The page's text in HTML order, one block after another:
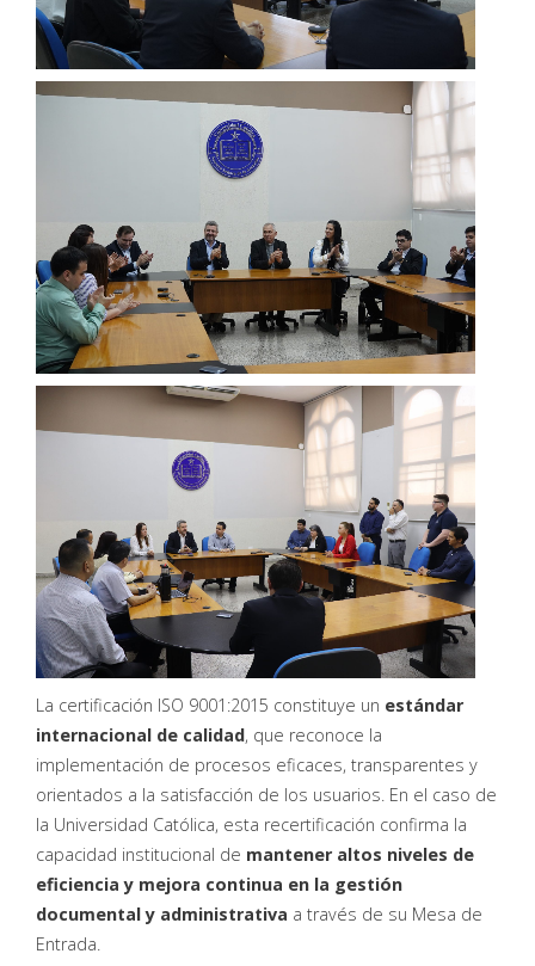
La certificación ISO 9001:2015 constituye un estándar
internacional de calidad, que reconoce la
implementación de procesos eficaces, transparentes y
orientados a la satisfacción de los usuarios. En el caso de
la Universidad Católica, esta recertificación confirma la
capacidad institucional de mantener altos niveles de
eficiencia y mejora continua en la gestión
documental y administrativa a través de su Mesa de
Entrada.